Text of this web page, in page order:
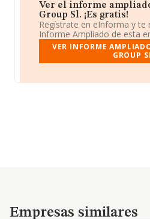
Ver el informe
Group Sl. ¡Es gratis!
Regístrate en eInforma y te
Informe Ampliado de esta
VER INFORME
GROUP
Empresas similares
Empresas similares